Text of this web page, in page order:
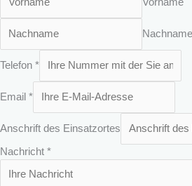
Nachname
e
e
o
n
A
Telefon *
Email *
Anschrift des Einsatzortes
Nachricht *